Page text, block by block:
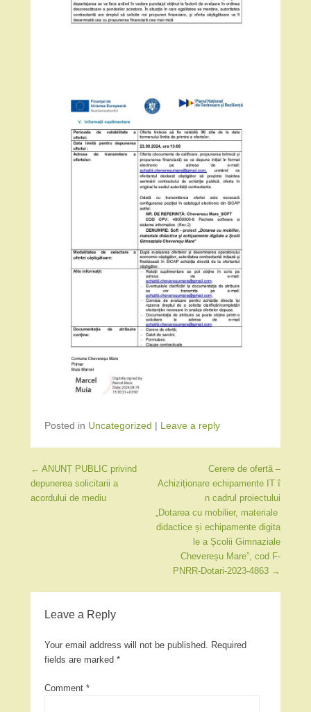
Posted in Uncategorized | Leave a reply
Post navigation
← ANUNȚ PUBLIC privind
depunerea solicitarii a
acordului de mediu
Cerere de ofertă –
Achiziționare echipamente IT î
n cadrul proiectului
„Dotarea cu mobilier, materiale
didactice și echipamente digita
le a Școlii Gimnaziale
Chevereșu Mare”, cod F-
PNRR-Dotari-2023-4863 →
Leave a Reply
Your email address will not be published.
Required
fields are marked *
Comment *